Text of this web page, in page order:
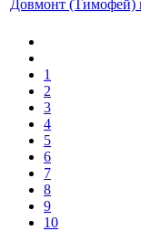
Довмонт (Тимофей)
1
2
3
4
5
6
7
8
9
10